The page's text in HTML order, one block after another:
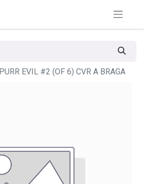
PURR EVIL #2 (OF 6) CVR A BRAGA